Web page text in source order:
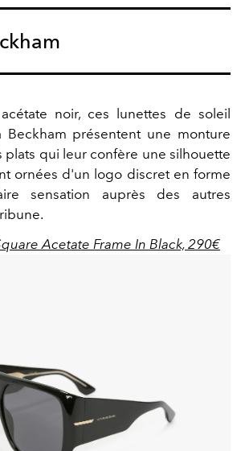
noir, ces lunettes de soleil
Beckham présentent une monture
plats qui leur confère une silhouette
ornées d'un logo discret en forme
sensation auprès des autres
Acetate Frame In Black, 290€